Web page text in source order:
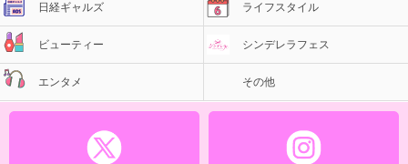
日経ギャルズ ライフスタイル
ビューティー シンデレラフェス
エンタメ その他